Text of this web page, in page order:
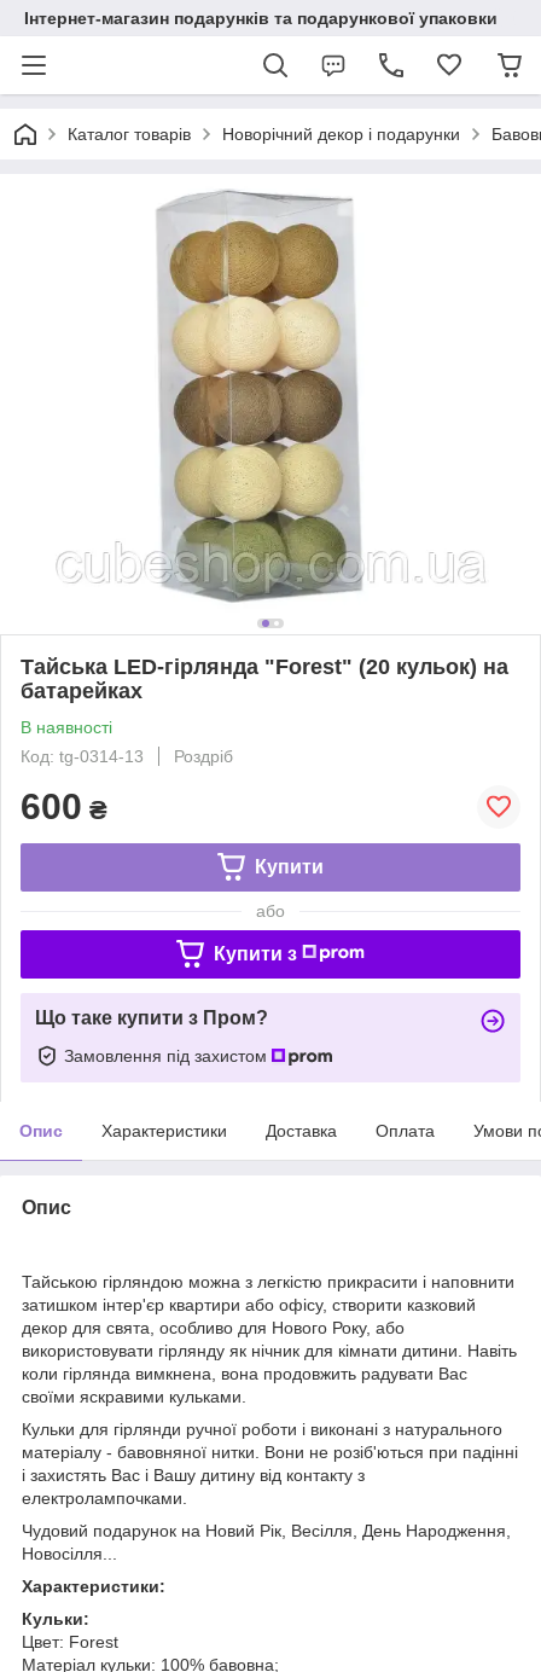
Інтернет-магазин подарунків та подарункової упаковки
Каталог товарів Новорічний декор і подарунки
Тайська LED-гірлянда "Forest" (20 кульок) на
батарейках
В наявності
Код: tg-0314-13
Роздріб
600 ₴
Купити
або
Купити з
Що таке купити з Пром?
Замовлення під захистом
Опис Характеристики Доставка Оплата Умови
Опис
Тайською гірляндою можна з легкістю прикрасити і наповнити
затишком інтер'єр квартири або офісу, створити казковий
декор для свята, особливо для Нового Року, або
використовувати гірлянду як нічник для кімнати дитини. Навіть
коли гірлянда вимкнена, вона продовжить радувати Вас
своїми яскравими кульками.
Кульки для гірлянди ручної роботи і виконані з натурального
матеріалу - бавовняної нитки. Вони не розіб'ються при падінні
і захистять Вас і Вашу дитину від контакту з
електролампочками.
Чудовий подарунок на Новий Рік, Весілля, День Народження,
Новосілля...
Характеристики:
Кульки:
Цвет: Forest
Матеріал кульки: 100% бавовна;